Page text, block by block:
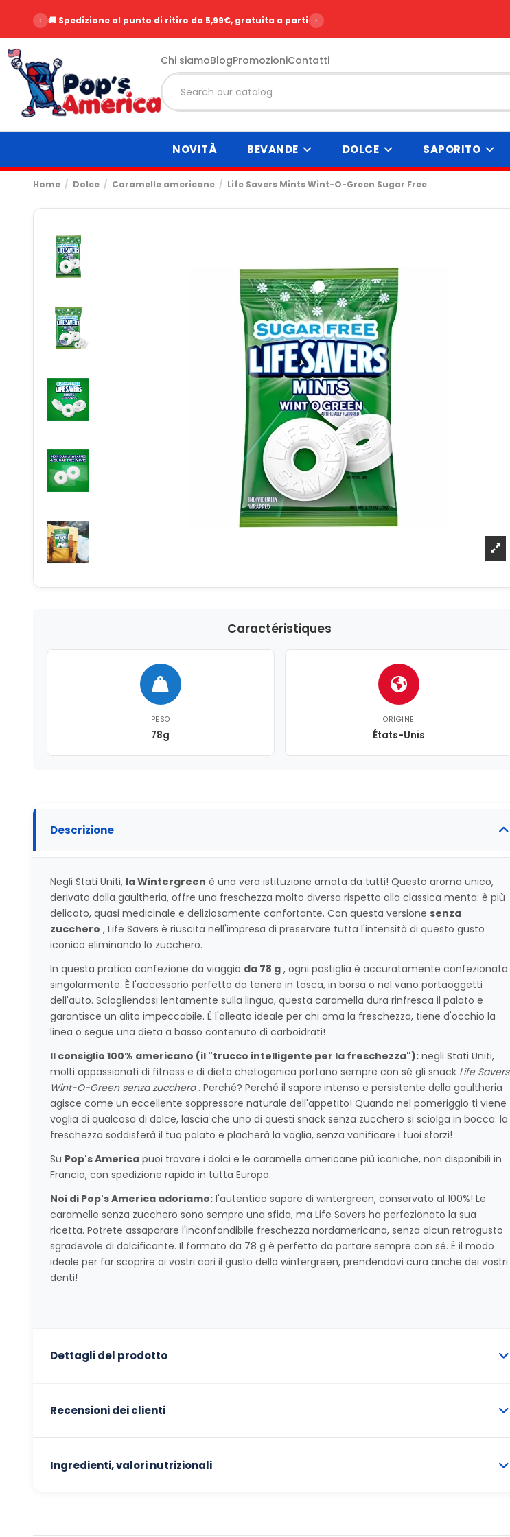
‹ 🚚 Spedizione al punto di ritiro da 5,99€, gratuita a partire da 99€
›
Chi siamoBlogPromozioniContatti
NOVITÀ BEVANDE DOLCE SAPORITO
Home Dolce Caramelle americane Life Savers Mints Wint-O-Green Sugar Free
Caractéristiques
PESO
78g
ORIGINE
États-Unis
Descrizione
Negli Stati Uniti, la Wintergreen è una vera istituzione amata da tutti! Questo aroma unico,
derivato dalla gaultheria, offre una freschezza molto diversa rispetto alla classica menta: è più
delicato, quasi medicinale e deliziosamente confortante. Con questa versione senza
zucchero , Life Savers è riuscita nell'impresa di preservare tutta l'intensità di questo gusto
iconico eliminando lo zucchero.
In questa pratica confezione da viaggio da 78 g, ogni pastiglia è accuratamente confezionata
singolarmente. È l'accessorio perfetto da tenere in tasca, in borsa o nel vano portaoggetti
dell'auto. Sciogliendosi lentamente sulla lingua, questa caramella dura rinfresca il palato e
garantisce un alito impeccabile. È l'alleato ideale per chi ama la freschezza, tiene d'occhio la
linea o segue una dieta a basso contenuto di carboidrati!
Il consiglio 100% americano (il "trucco intelligente per la freschezza"):negli Stati Uniti,
molti appassionati di fitness e di dieta chetogenica portano sempre con sé gli snack Life Savers
Wint-O-Green senza zucchero. Perché? Perché il sapore intenso e persistente della gaultheria
agisce come un eccellente soppressore naturale dell'appetito! Quando nel pomeriggio ti viene
voglia di qualcosa di dolce, lascia che uno di questi snack senza zucchero si sciolga in bocca: la
freschezza soddisferà il tuo palato e placherà la voglia, senza vanificare i tuoi sforzi!
Su Pop's Americapuoi trovare i dolci e le caramelle americane più iconiche, non disponibili in
Francia, con spedizione rapida in tutta Europa.
Noi di Pop's America adoriamo:l'autentico sapore di wintergreen, conservato al 100%! Le
caramelle senza zucchero sono sempre una sfida, ma Life Savers ha perfezionato la sua
ricetta. Potrete assaporare l'inconfondibile freschezza nordamericana, senza alcun retrogusto
sgradevole di dolcificante. Il formato da 78 g è perfetto da portare sempre con sé. È il modo
ideale per far scoprire ai vostri cari il gusto della wintergreen, prendendovi cura anche dei vostri
denti!
Dettagli del prodotto
Recensioni dei clienti
Ingredienti, valori nutrizionali